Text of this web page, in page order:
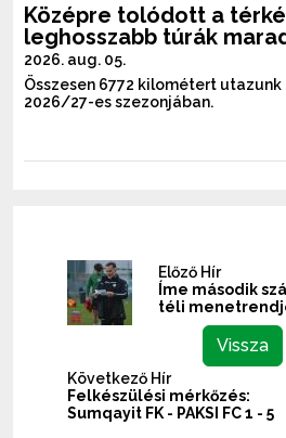
Középre tolódott a
leghosszabb túrák
2026. aug. 05.
Összesen 6772 kilométert utazunk
2026/27-es szezonjában.
Előző Hír
Íme második
téli
Vissza
Következő Hír
Felkészülési mérkőzés:
Sumqayit FK - PAKSI FC 1 - 5